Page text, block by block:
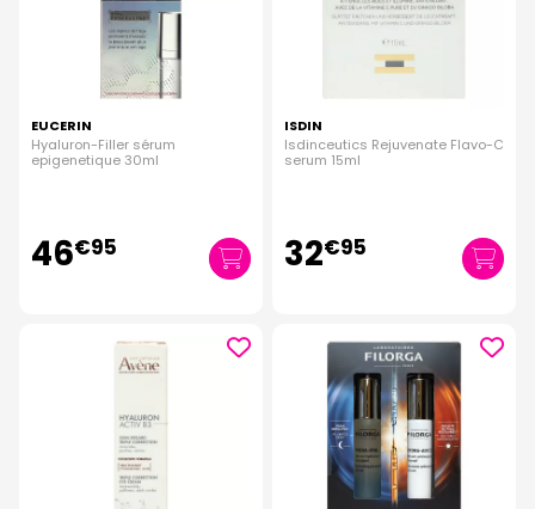
EUCERIN
Hyaluron-Filler sérum
epigenetique 30ml
46€95
ISDIN
Isdinceutics Rejuvenate Flavo-C
serum 15ml
32€95